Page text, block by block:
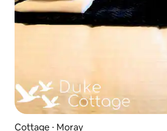
Cottage ⋅ Moray